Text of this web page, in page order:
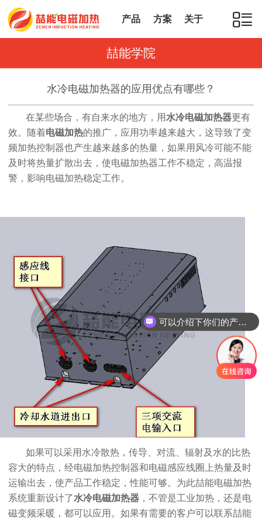
产品 方案 关于
喆能学院
水冷电磁加热器的应用优点有哪些？
在某些场合，有自来水的地方，用 水冷电磁加热器更有
效。随着电磁加热的推广，应用功率越来越大，这导致了变
频加热控制器也产生越来越多的热量，如果用风冷可能不能
及时将热量扩散出去，使电磁加热器工作不稳定，高温报
警，影响电磁加热稳定工作。
如果可以采用水冷散热，传导、对流、辐射及水的比热
容大的特点，经电磁加热控制器和电磁感应线圈上热量及时
运输出去，使产品工作稳定，性能可够。为此喆能电磁加热
系统重新设计了水冷电磁加热器 ，不管是工业加热，还是电
磁变频采暖，都可以应用。如果有需要的客户可以联系喆能
可以介绍下你们的产品么？